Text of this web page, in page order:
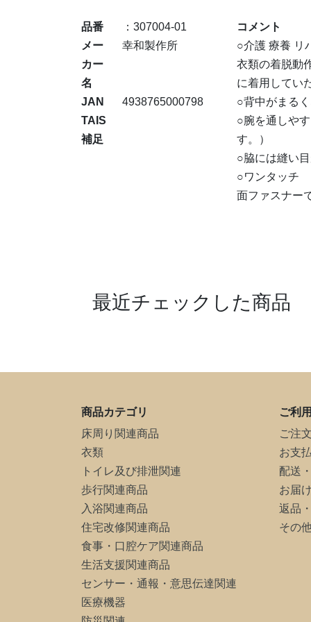
品番
：307004-01
メー
カー
名
幸和製作所
JAN
4938765000798
TAIS
補足
コメント
○介護 療養 リ
衣類の着脱動
に着用してい
○背中がまる
○腕を通しや
す。）
○脇には縫い
○ワンタッチ
面ファスナー
最近チェックした商品
商品カテゴリ
床周り関連商品
衣類
トイレ及び排泄関連
歩行関連商品
入浴関連商品
住宅改修関連商品
食事・口腔ケア関連商品
生活支援関連商品
センサー・通報・意思伝達関連
医療機器
ご利
ご注
お支
配送
お届
返品
その